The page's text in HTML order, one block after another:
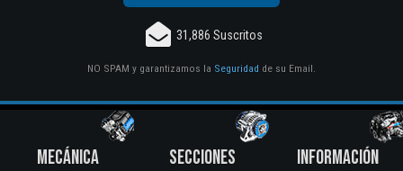
31,886 Suscritos
NO SPAM y garantizamos la Seguridad de su Email.
MECÁNICA
SECCIONES
INFORMACIÓN